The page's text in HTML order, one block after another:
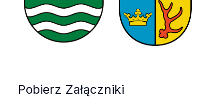
Pobierz Załączniki